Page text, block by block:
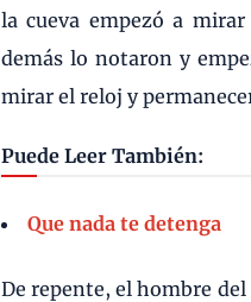
la cueva empezó a
demás lo notaron y
mirar el reloj y
Puede Leer También:
Que nada te detenga
De repente, el hombre